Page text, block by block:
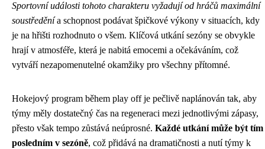
Sportovní události tohoto charakteru vyžadují od hráčů maximální
soustředěnía schopnost podávat špičkové výkony v situacích, kdy
je na hřišti rozhodnuto o všem. Klíčová utkání sezóny se obvykle
hrají v atmosféře, která je nabitá emocemi a očekáváním, což
vytváří nezapomenutelné okamžiky pro všechny přítomné.
Hokejový program během play off je pečlivě naplánován tak, aby
týmy měly dostatečný čas na regeneraci mezi jednotlivými zápasy,
přesto však tempo zůstává neúprosné. Každé utkání může být tím
posledním v sezóně, což přidává na dramatičnosti a nutí týmy k